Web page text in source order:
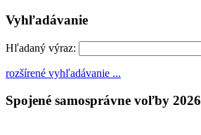
Vyhľadávanie
Hľadaný výraz:
rozšírené vyhľadávanie ...
Spojené samosprávne voľby 2026